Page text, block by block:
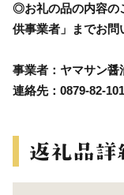
◎お礼の品の内容の
供事業者」までお問
事業者：ヤマサン醤
連絡先：0879-82-